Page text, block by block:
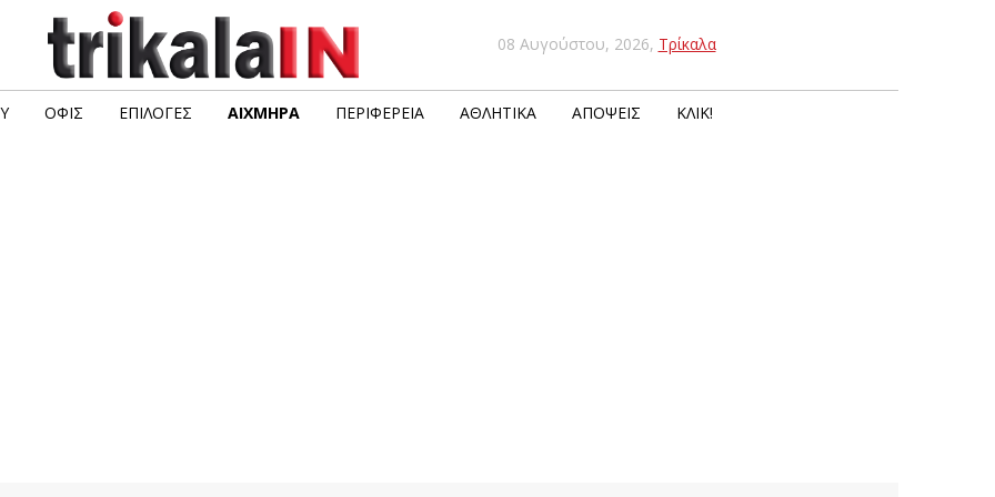
08 Αυγούστου, 2026, Τρίκαλα
ΟΦΙΣ ΕΠΙΛΟΓΈΣ ΑΙΧΜΗΡΆ ΠΕΡΙΦΈΡΕΙΑ ΑΘΛΗΤΙΚΆ ΑΠΌΨΕΙΣ ΚΛΙΚ!